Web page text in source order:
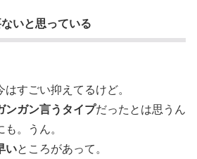
いと思っている
はすごい抑えてるけど。
ンガン言うタイプだったとは思うん
。うん。
いところがあって。